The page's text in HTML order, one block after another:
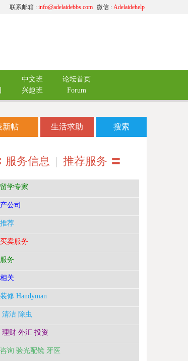
微信 : Adelaidehelp
联系邮箱 : info@adelaidebbs.com
中文班
兴趣班
论坛首页
Forum
新帖 生活求助 搜索
服务信息 | 推荐服务 〓
学专家
公司
荐
卖服务
务
关
修 Handyman
清洁 除虫
理财 外汇 投资
询 验光配镜 牙医